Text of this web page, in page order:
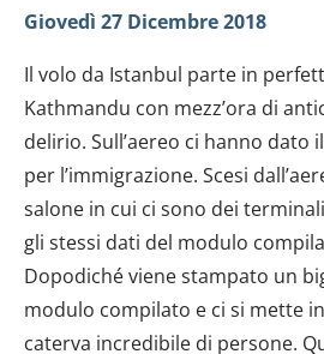
Giovedì 27 Dicembre 2018
Il volo da Istanbul parte in
Kathmandu con mezz’ora di
delirio. Sull’aereo ci hanno dato
per l’immigrazione. Scesi
salone in cui ci sono dei
gli stessi dati del modulo
Dopodiché viene stampato un
modulo compilato e ci si mette
caterva incredibile di persone.